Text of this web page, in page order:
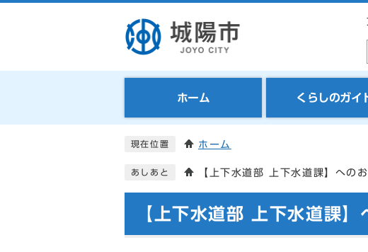
ホーム くらしのガイ
現在位置 ホーム
あしあと 【上下水道部 上下水道課】への
【上下水道部 上下水道課】